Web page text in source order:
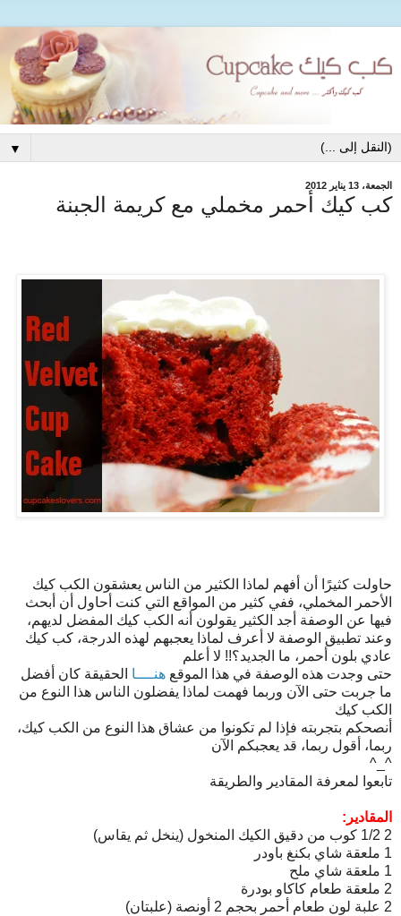
▼
الجمعة، 13 يناير 2012
كب كيك أحمر مخملي مع كريمة الجبنة
حاولت كثيرًا أن أفهم لماذا الكثير من الناس يعشقون الكب كيك
الأحمر المخملي، ففي كثير من المواقع التي كنت أحاول أن أبحث
فيها عن الوصفة أجد الكثير يقولون أنه الكب كيك المفضل لديهم،
وعند تطبيق الوصفة لا أعرف لماذا يعجبهم لهذه الدرجة، كب كيك
عادي بلون أحمر، ما الجديد؟!! لا أعلم
حتى وجدت هذه الوصفة في هذا الموقع هنــــا الحقيقة كان أفضل
ما جربت حتى الآن وربما فهمت لماذا يفضلون الناس هذا النوع من
الكب كيك
أنصحكم بتجربته فإذا لم تكونوا من عشاق هذا النوع من الكب كيك،
ربما، أقول ربما، قد يعجبكم الآن
^_^
تابعوا لمعرفة المقادير والطريقة
المقادير:
2 1/2 كوب من دقيق الكيك المنخول (ينخل ثم يقاس)
1 ملعقة شاي بكنغ باودر
1 ملعقة شاي ملح
2 ملعقة طعام كاكاو بودرة
2 علبة لون طعام أحمر بحجم 2 أونصة (علبتان)